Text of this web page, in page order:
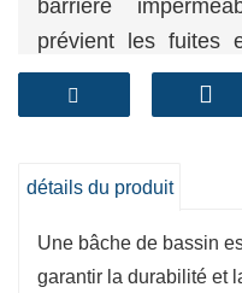
barrière
prévient les fuites
différentes
une performance
- Dimensions
- Disponible en
à 3 mm.
détails du produit
Une bâche de bassin
garantir la durabilité et